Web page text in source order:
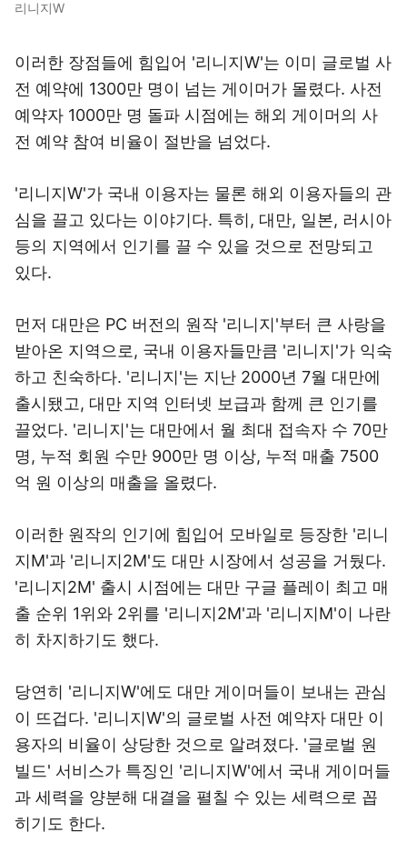
리니지W
이러한 장점들에 힘입어 '리니지W'는 이미 글로벌 사
전 예약에 1300만 명이 넘는 게이머가 몰렸다. 사전
예약자 1000만 명 돌파 시점에는 해외 게이머의 사
전 예약 참여 비율이 절반을 넘었다.
'리니지W'가 국내 이용자는 물론 해외 이용자들의 관
심을 끌고 있다는 이야기다. 특히, 대만, 일본, 러시아
등의 지역에서 인기를 끌 수 있을 것으로 전망되고
있다.
먼저 대만은 PC 버전의 원작 '리니지'부터 큰 사랑을
받아온 지역으로, 국내 이용자들만큼 '리니지'가 익숙
하고 친숙하다. '리니지'는 지난 2000년 7월 대만에
출시됐고, 대만 지역 인터넷 보급과 함께 큰 인기를
끌었다. '리니지'는 대만에서 월 최대 접속자 수 70만
명, 누적 회원 수만 900만 명 이상, 누적 매출 7500
억 원 이상의 매출을 올렸다.
이러한 원작의 인기에 힘입어 모바일로 등장한 '리니
지M'과 '리니지2M'도 대만 시장에서 성공을 거뒀다.
'리니지2M' 출시 시점에는 대만 구글 플레이 최고 매
출 순위 1위와 2위를 '리니지2M'과 '리니지M'이 나란
히 차지하기도 했다.
당연히 '리니지W'에도 대만 게이머들이 보내는 관심
이 뜨겁다. '리니지W'의 글로벌 사전 예약자 대만 이
용자의 비율이 상당한 것으로 알려졌다. '글로벌 원
빌드' 서비스가 특징인 '리니지W'에서 국내 게이머들
과 세력을 양분해 대결을 펼칠 수 있는 세력으로 꼽
히기도 한다.